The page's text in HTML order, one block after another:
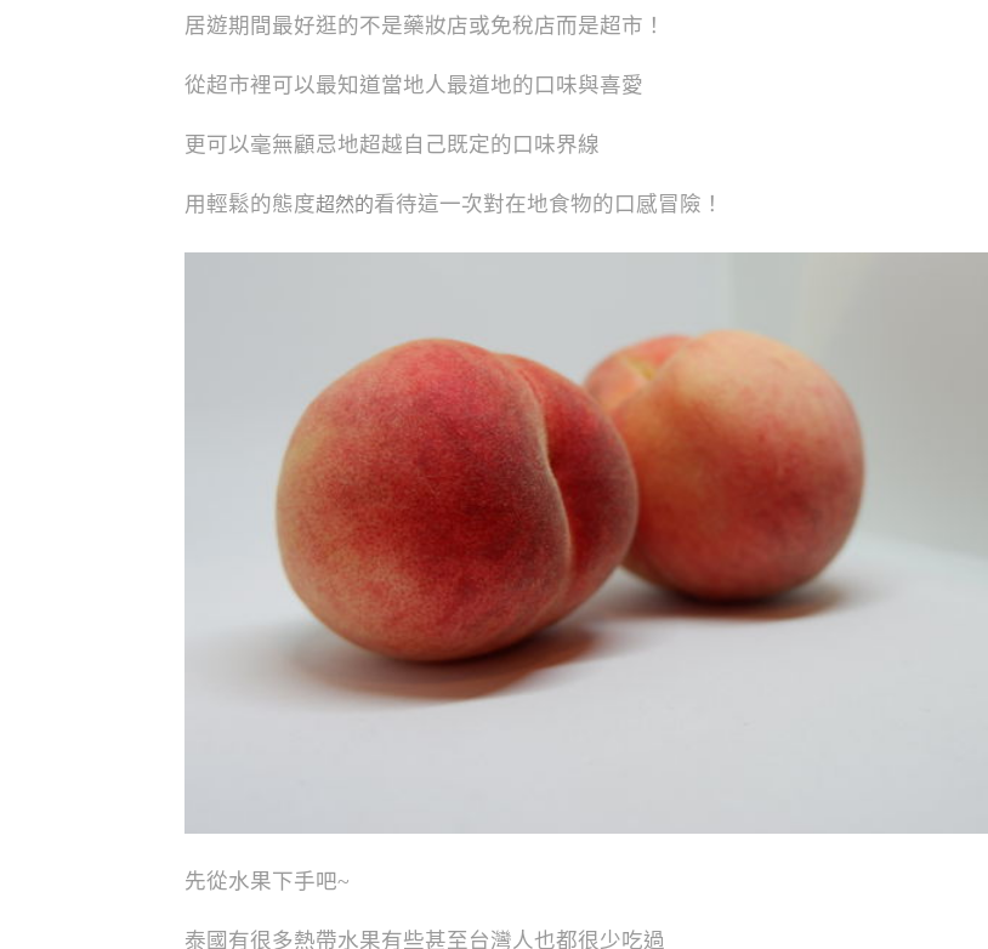
居遊期間最好逛的不是藥妝店或免稅店而是超市！
從超市裡可以最知道當地人最道地的口味與喜愛
更可以毫無顧忌地超越自己既定的口味界線
用輕鬆的態度超然的看待這一次對在地食物的口感冒險！
先從水果下手吧~
泰國有很多熱帶水果有些甚至台灣人也都很少吃過